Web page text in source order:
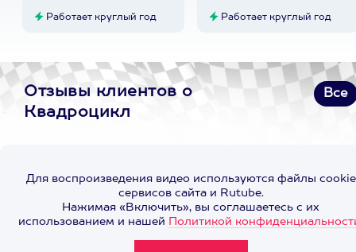
Работает круглый год Работает круглый год
Отзывы клиентов о
Квадроцикл
Все
Для воспроизведения видео используются файлы cookie
сервисов сайта и Rutube.
Нажимая «Включить», вы соглашаетесь с их
использованием и нашей Политикой